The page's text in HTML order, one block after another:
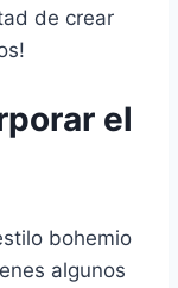
de crear
el
bohemio
algunos